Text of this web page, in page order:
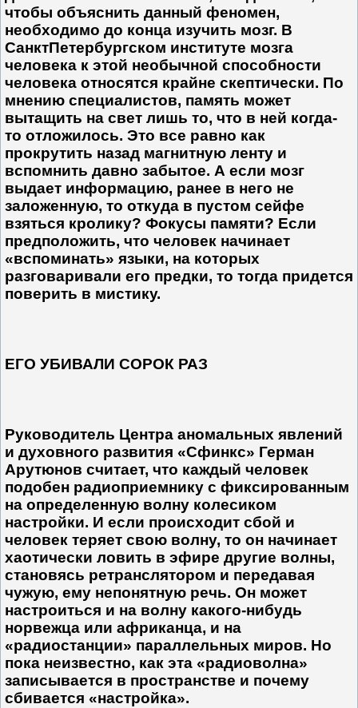
чтобы объяснить данный феномен,
необходимо до конца изучить мозг. В
СанктПетербургском институте мозга
человека к этой необычной способности
человека относятся крайне скептически. По
мнению специалистов, память может
вытащить на свет лишь то, что в ней когда-
то отложилось. Это все равно как
прокрутить назад магнитную ленту и
вспомнить давно забытое. А если мозг
выдает информацию, ранее в него не
заложенную, то откуда в пустом сейфе
взяться кролику? Фокусы памяти? Если
предположить, что человек начинает
«вспоминать» языки, на которых
разговаривали его предки, то тогда придется
поверить в мистику.
ЕГО УБИВАЛИ СОРОК РАЗ
Руководитель Центра аномальных явлений
и духовного развития «Сфинкс» Герман
Арутюнов считает, что каждый человек
подобен радиоприемнику с фиксированным
на определенную волну колесиком
настройки. И если происходит сбой и
человек теряет свою волну, то он начинает
хаотически ловить в эфире другие волны,
становясь ретранслятором и передавая
чужую, ему непонятную речь. Он может
настроиться и на волну какого-нибудь
норвежца или африканца, и на
«радиостанции» параллельных миров. Но
пока неизвестно, как эта «радиоволна»
записывается в пространстве и почему
сбивается «настройка».